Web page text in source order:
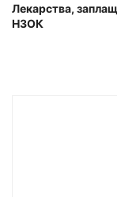
Лекарства,
НЗОК